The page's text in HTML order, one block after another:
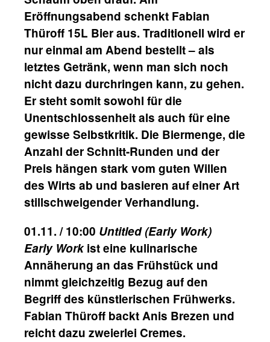
Eröffnungsabend schenkt Fabian
Thüroff 15L Bier aus. Traditionell wird er
nur einmal am Abend bestellt – als
letztes Getränk, wenn man sich noch
nicht dazu durchringen kann, zu gehen.
Er steht somit sowohl für die
Unentschlossenheit als auch für eine
gewisse Selbstkritik. Die Biermenge, die
Anzahl der Schnitt-Runden und der
Preis hängen stark vom guten Willen
des Wirts ab und basieren auf einer Art
stillschweigender Verhandlung.
01.11. / 10:00 Untitled (Early Work)
Early Workist eine kulinarische
Annäherung an das Frühstück und
nimmt gleichzeitig Bezug auf den
Begriff des künstlerischen Frühwerks.
Fabian Thüroff backt Anis Brezen und
reicht dazu zweierlei Cremes.